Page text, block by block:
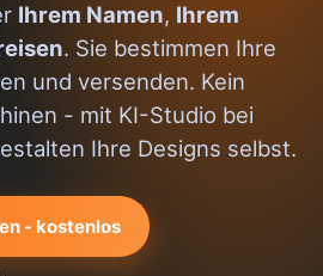
Ihrem Namen, Ihrem
. Sie bestimmen Ihre
und versenden. Kein
- mit KI-Studio bei
Ihre Designs selbst.
- kostenlos